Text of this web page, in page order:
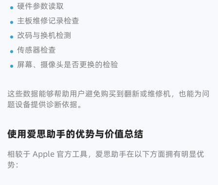
硬件参数读取
主板维修记录检查
改码与换机检测
传感器检查
屏幕、摄像头是否更换的检验
这些数据能够帮助用户避免购买到翻新或维修机，也能为问
题设备提供诊断依据。
使用爱思助手的优势与价值总结
相较于 Apple 官方工具，爱思助手在以下方面拥有明显优
势：